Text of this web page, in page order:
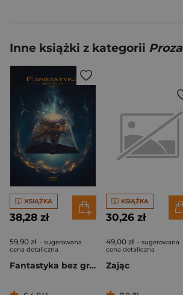
Inne książki z kategorii Proza
KSIĄŻKA
38,28 zł
59,90 zł - sugerowana
cena detaliczna
Fantastyka bez granic. Tom 2
KSIĄŻKA
30,26 zł
49,00 zł - sugerowana
cena detaliczna
Zając